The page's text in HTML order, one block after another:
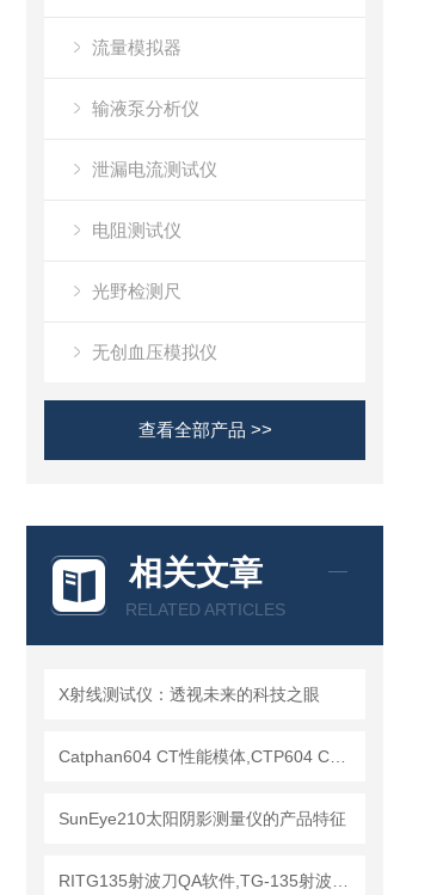
流量模拟器
输液泵分析仪
泄漏电流测试仪
电阻测试仪
光野检测尺
无创血压模拟仪
查看全部产品 >>
相关文章
RELATED ARTICLES
X射线测试仪：透视未来的科技之眼
SunEye210太阳阴影测量仪的产品特征